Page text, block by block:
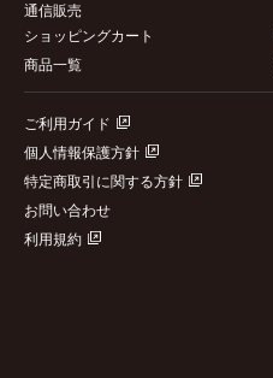
通信販売
ショッピングカート
商品一覧
ご利用ガイド
特定商取引に関する方針
利用規約
個人情報保護方針
お問い合わせ